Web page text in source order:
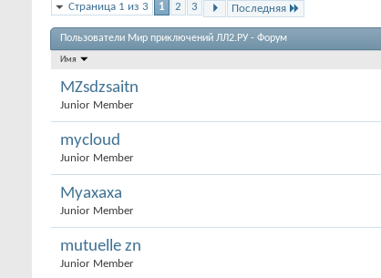
Страница 1 из 3 1 2 3 Последняя
Пользователи Мир приключений ЛЛ2.РУ - Форум
Имя
MZsdzsaitn
Junior Member
mycloud
Junior Member
Myaxaxa
Junior Member
mutuelle zn
Junior Member